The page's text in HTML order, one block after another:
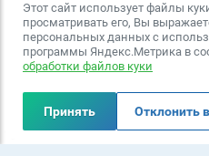
Этот сайт использует файлы
просматривать его, Вы
персональных данных с
программы Яндекс.Метрика в
обработки файлов куки
Принять Отклонить